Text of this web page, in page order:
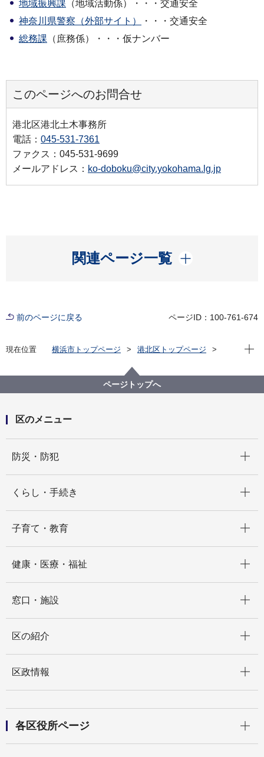
地域振興課 （地域活動係）・・・交通安全
神奈川県警察（外部サイト）
・・・交通安全
総務課 （庶務係）・・・仮ナンバー
このページへのお問合せ
港北区港北土木事務所
電話： 045-531-7361
ファクス：045-531-9699
メールアドレス： ko-doboku@city.yokohama.lg.jp
関連ページ一覧
開く
前のページに戻る ページID：100-761-674
現在位置 横浜市トップページ
港北区トップページ
各種目的別案内 道路・自転車・自動車
現在
ページトップへ
区のメニュー
防災・防犯
くらし・手続き
子育て・教育
健康・医療・福祉
窓口・施設
区の紹介
区政情報
各区役所ページ